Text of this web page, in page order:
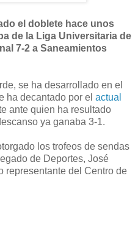
el doblete hace unos
de la Liga Universitaria de
7-2 a Saneamientos
se ha desarrollado en el
ha decantado por el actual
ante quien ha resultado
ya ganaba 3-1.
los trofeos de sendas
de Deportes, José
representante del Centro de